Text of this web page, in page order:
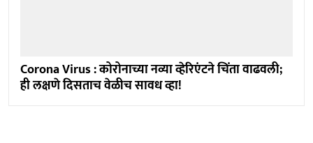
Corona Virus : कोरोनाच्या नव्या व्हेरिएंटने चिंता वाढवली;
ही लक्षणे दिसताच वेळीच सावध व्हा!